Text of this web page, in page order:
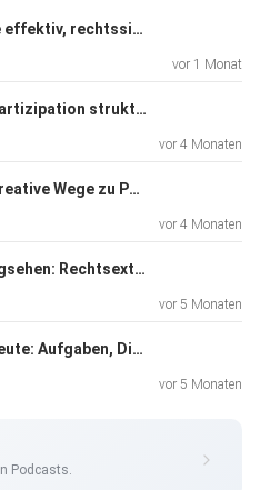
ein
und dieses konsequent
vom
einen guten Überblick über
Nachteilsausgleiche effektiv, rechtssicher und fair gestalten
vor 1 Monat
Klassenrat wirkt – Partizipation strukturieren (Demokratiebildung 4/4)
vor 4 Monaten
Rap macht Schule: Kreative Wege zu Partizipation und Selbstwirksamkeit (Demokratiebildung 3/4)
vor 4 Monaten
Prävention statt Wegsehen: Rechtsextremismus in der Schule begegnen (Demokratiebildung 2/4)
vor 5 Monaten
Politische Bildung heute: Aufgaben, Didaktik, Praxisimpulse (Demokratiebildung 1/4)
vor 5 Monaten
Podcasts.